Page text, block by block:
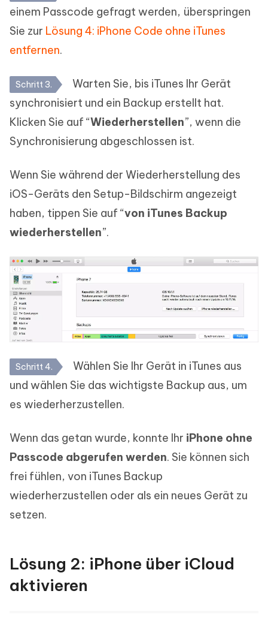
einem Passcode gefragt werden, überspringen
Sie zur Lösung 4: iPhone Code ohne iTunes
entfernen.
Schritt 3.
Warten Sie, bis iTunes Ihr Gerät
synchronisiert und ein Backup erstellt hat.
Klicken Sie auf “Wiederherstellen”, wenn die
Synchronisierung abgeschlossen ist.
Wenn Sie während der Wiederherstellung des
iOS-Geräts den Setup-Bildschirm angezeigt
haben, tippen Sie auf “von iTunes Backup
wiederherstellen”.
Schritt 4.
Wählen Sie Ihr Gerät in iTunes aus
und wählen Sie das wichtigste Backup aus, um
es wiederherzustellen.
Wenn das getan wurde, konnte Ihr iPhone ohne
Passcode abgerufen werden. Sie können sich
frei fühlen, von iTunes Backup
wiederherzustellen oder als ein neues Gerät zu
setzen.
Lösung 2: iPhone über iCloud
aktivieren